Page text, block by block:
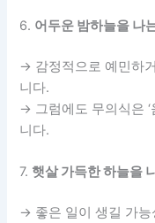
6. 어두운 밤하늘을 나
→ 감정적으로 예민하
니다.
→ 그럼에도 무의식은 ‘
니다.
7. 햇살 가득한 하늘을
→ 좋은 일이 생길 가능